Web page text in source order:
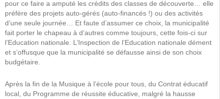
pour ce faire a amputé les crédits des classes de découverte… elle
préfère des projets auto-gérés (auto-financés !) ou des activités
d’une seule journée… Et faute d’assumer ce choix, la municipalité
fait porter le chapeau à d’autres comme toujours, cette fois-ci sur
l’Education nationale. L’Inspection de l’Education nationale dément
et s’offusque que la municipalité se défausse ainsi de son choix
budgétaire.
Après la fin de la Musique à l’école pour tous, du Contrat éducatif
local, du Programme de réussite éducative, malgré la hausse